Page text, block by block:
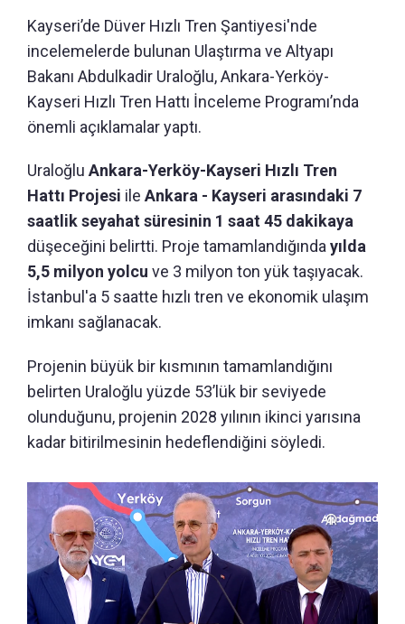
Kayseri’de Düver Hızlı Tren Şantiyesi'nde
incelemelerde bulunan Ulaştırma ve Altyapı
Bakanı Abdulkadir Uraloğlu, Ankara-Yerköy-
Kayseri Hızlı Tren Hattı İnceleme Programı’nda
önemli açıklamalar yaptı.
Uraloğlu Ankara-Yerköy-Kayseri Hızlı Tren
Hattı Projesi ile Ankara - Kayseri arasındaki 7
saatlik seyahat süresinin 1 saat 45 dakikaya
düşeceğini belirtti. Proje tamamlandığında yılda
5,5 milyon yolcu ve 3 milyon ton yük taşıyacak.
İstanbul'a 5 saatte hızlı tren ve ekonomik ulaşım
imkanı sağlanacak.
Projenin büyük bir kısmının tamamlandığını
belirten Uraloğlu yüzde 53’lük bir seviyede
olunduğunu, projenin 2028 yılının ikinci yarısına
kadar bitirilmesinin hedeflendiğini söyledi.